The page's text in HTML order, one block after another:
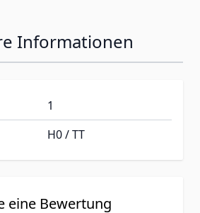
Informationen
1
H0 / TT
eine Bewertung